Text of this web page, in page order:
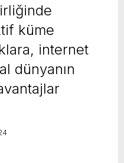
küme
internet
dünyanın